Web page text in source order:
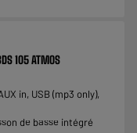
105 ATMOS
in, USB (mp3 only),
de basse intégré